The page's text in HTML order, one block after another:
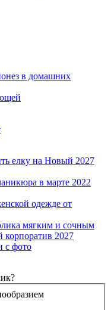
в домашних
елку на Новый 2027
в марте 2022
одежде от
мягким и сочным
корпоратив 2027
с фото